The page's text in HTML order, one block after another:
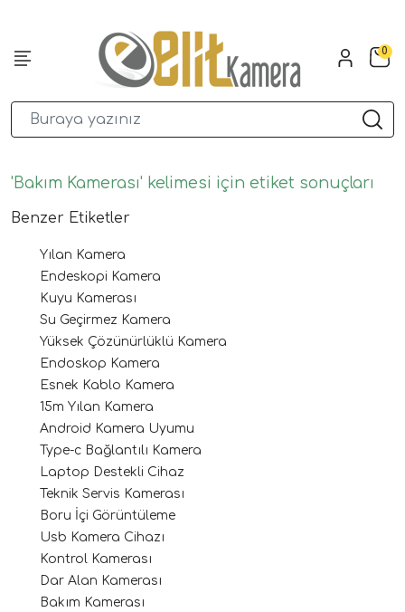
0
'Bakım Kamerası' kelimesi için etiket sonuçları
Benzer Etiketler
Yılan Kamera
Endeskopi Kamera
Kuyu Kamerası
Su Geçirmez Kamera
Yüksek Çözünürlüklü Kamera
Endoskop Kamera
Esnek Kablo Kamera
15m Yılan Kamera
Android Kamera Uyumu
Type-c Bağlantılı Kamera
Laptop Destekli Cihaz
Teknik Servis Kamerası
Boru İçi Görüntüleme
Usb Kamera Cihazı
Kontrol Kamerası
Dar Alan Kamerası
Bakım Kamerası